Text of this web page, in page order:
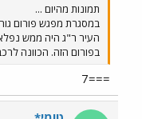
תמונות מהיום ...
העיר ר"ג היה ממש
בפורום הזה. הכוונה
===7